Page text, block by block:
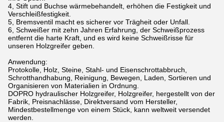
4, Stift und Buchse wärmebehandelt, erhöhen die Festigkeit und
Verschleißfestigkeit.
5, Bremsventil macht es sicherer vor Trägheit oder Unfall.
6, Schweißer mit zehn Jahren Erfahrung, der Schweißprozess
entfernt die harte Kraft, und es wird keine Schweißrisse für
unseren Holzgreifer geben.
Anwendung:
Protokolle, Holz, Steine, Stahl- und Eisenschrottabbruch,
Schrotthandhabung, Reinigung, Bewegen, Laden, Sortieren und
Organisieren von Materialien in Ordnung.
DOPRO hydraulischer Holzgreifer, Holzgreifer, hergestellt von der
Fabrik, Preisnachlässe, Direktversand vom Hersteller,
Mindestbestellmenge von einem Stück, kann weltweit versendet
werden.